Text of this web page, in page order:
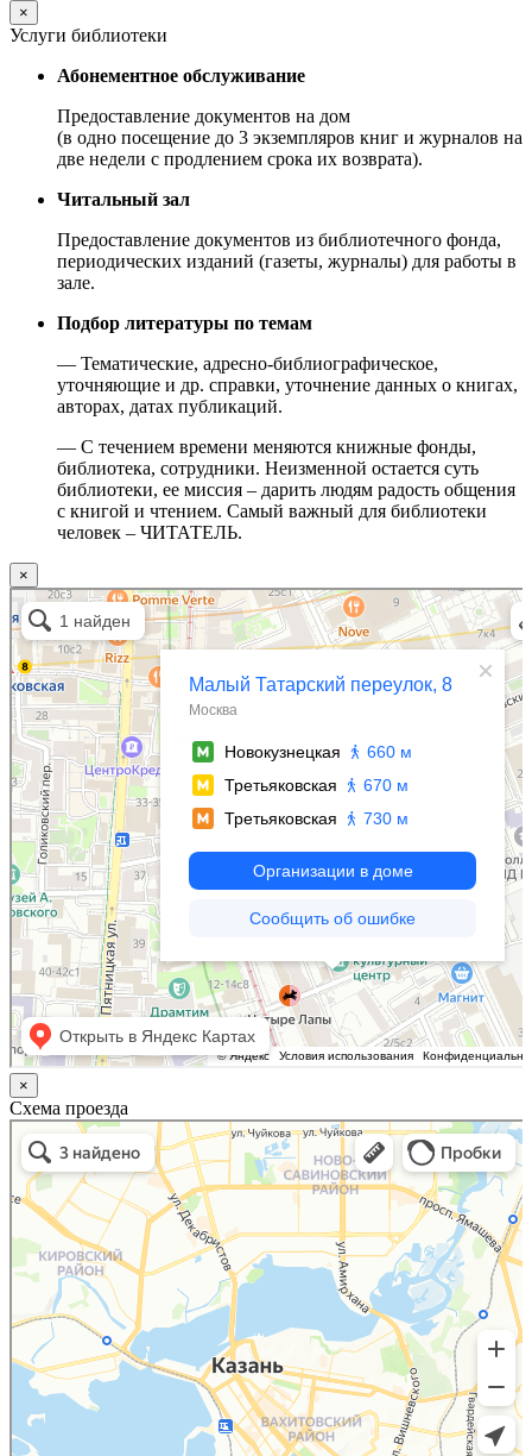
×
Услуги библиотеки
Абонементное обслуживание
Предоставление документов на дом
(в одно посещение до 3 экземпляров книг и журналов на
две недели с продлением срока их возврата).
Читальный зал
Предоставление документов из библиотечного фонда,
периодических изданий (газеты, журналы) для работы в
зале.
Подбор литературы по темам
— Тематические, адресно-библиографическое,
уточняющие и др. справки, уточнение данных о книгах,
авторах, датах публикаций.
— С течением времени меняются книжные фонды,
библиотека, сотрудники. Неизменной остается суть
библиотеки, ее миссия – дарить людям радость общения
с книгой и чтением. Самый важный для библиотеки
человек – ЧИТАТЕЛЬ.
×
Москва
Малый Татарский переулок, 8 на карте Москвы, ближайшее метро Новокузнецкая —
Яндекс.Карты
×
Схема проезда
Казань
Малый Татарский переулок, 8 на карте Москвы, ближайшее метро Новокузнецкая —
Яндекс.Карты